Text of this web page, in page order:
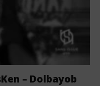
– Dolbayob